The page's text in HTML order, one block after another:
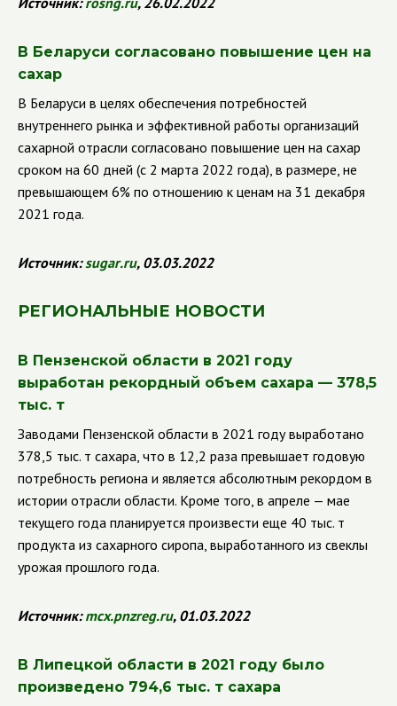
В Беларуси согласовано повышение цен на
сахар
В Беларуси в целях обеспечения потребностей
внутреннего рынка и эффективной работы организаций
сахарной отрасли согласовано повышение цен на сахар
сроком на 60 дней (с 2 марта 2022 года), в размере, не
превышающем 6% по отношению к ценам на 31 декабря
2021 года.
Источник:sugar.ru, 03.03.2022
РЕГИОНАЛЬНЫЕ НОВОСТИ
В Пензенской области в 2021 году
выработан рекордный объем сахара — 378,5
тыс. т
Заводами Пензенской области в 2021 году выработано
378,5 тыс. т сахара, что в 12,2 раза превышает годовую
потребность региона и является абсолютным рекордом в
истории отрасли области. Кроме того, в апреле — мае
текущего года планируется произвести еще 40 тыс. т
продукта из сахарного сиропа, выработанного из свеклы
урожая прошлого года.
Источник:mcx.pnzreg.ru, 01.03.2022
В Липецкой области в 2021 году было
произведено 794,6 тыс. т сахара